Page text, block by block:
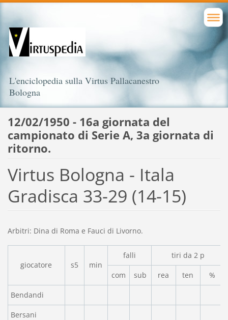
L'enciclopedia sulla Virtus Pallacanestro
Bologna
12/02/1950 - 16a giornata del
campionato di Serie A, 3a giornata di
ritorno.
Virtus Bologna - Itala
Gradisca 33-29 (14-15)
Arbitri: Dina di Roma e Fauci di Livorno.
giocatore s5 min
falli tiri da 2 p
com sub rea ten %
Bendandi
Bersani